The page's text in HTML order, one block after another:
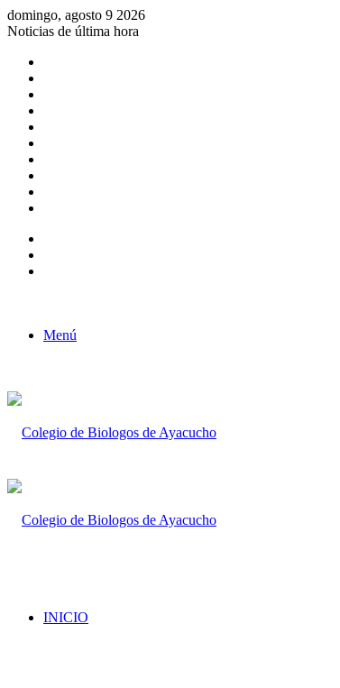
domingo, agosto 9 2026
Noticias de última hora
Menú
INICIO